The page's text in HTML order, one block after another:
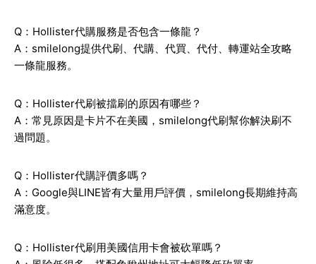
Q：Hollister代購服務是否包含一條龍？
A：smilelong提供代刷、代購、代買、代付、轉運站全攻略
一條龍服務。
Q：Hollister代刷被擋刷的原因有哪些？
A：常見原因是卡片不在美國，smilelong代刷幫你解決刷不
過問題。
Q：Hollister代購評價多嗎？
A：Google與LINE皆有大量用戶評價，smilelong長期維持高
滿意度。
Q：Hollister代刷用美國信用卡會被砍單嗎？